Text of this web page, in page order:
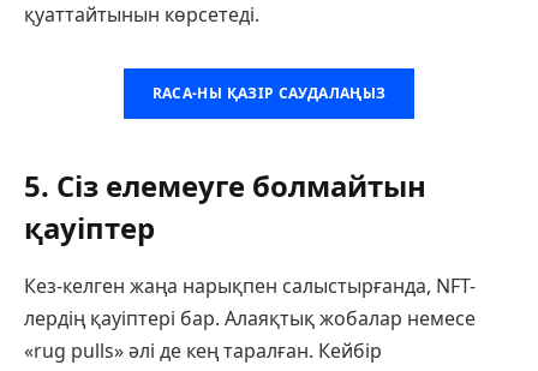
қуаттайтынын көрсетеді.
RACA-НЫ ҚАЗІР САУДАЛАҢЫЗ
5. Сіз елемеуге болмайтын
қауіптер
Кез-келген жаңа нарықпен салыстырғанда, NFT-
лердің қауіптері бар. Алаяқтық жобалар немесе
«rug pulls» әлі де кең таралған. Кейбір